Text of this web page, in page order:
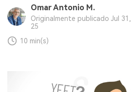
Omar Antonio M.
Originalmente publicado Jul
25
10 min(s)